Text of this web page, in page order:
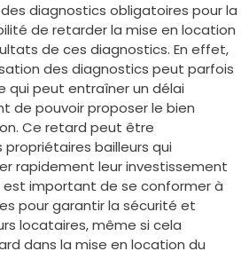
diagnostics obligatoires pour la
de retarder la mise en location
de ces diagnostics. En effet,
des diagnostics peut parfois
qui peut entraîner un délai
de pouvoir proposer le bien
Ce retard peut être
bailleurs qui
rapidement leur investissement
important de se conformer à
pour garantir la sécurité et
locataires, même si cela
dans la mise en location du